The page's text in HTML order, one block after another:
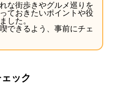
な街歩きやグルメ巡りを
ておきたいポイントや役
した。
できるよう、事前にチェ
ック